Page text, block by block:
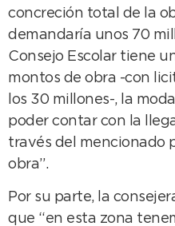
concreción total de la
demandaría unos 70
Consejo Escolar tiene
montos de obra -con
los 30 millones-, la
poder contar con la
través del mencionado
obra”.
Por su parte, la
que “en esta zona